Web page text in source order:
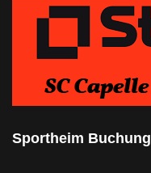
Sportheim Buchung